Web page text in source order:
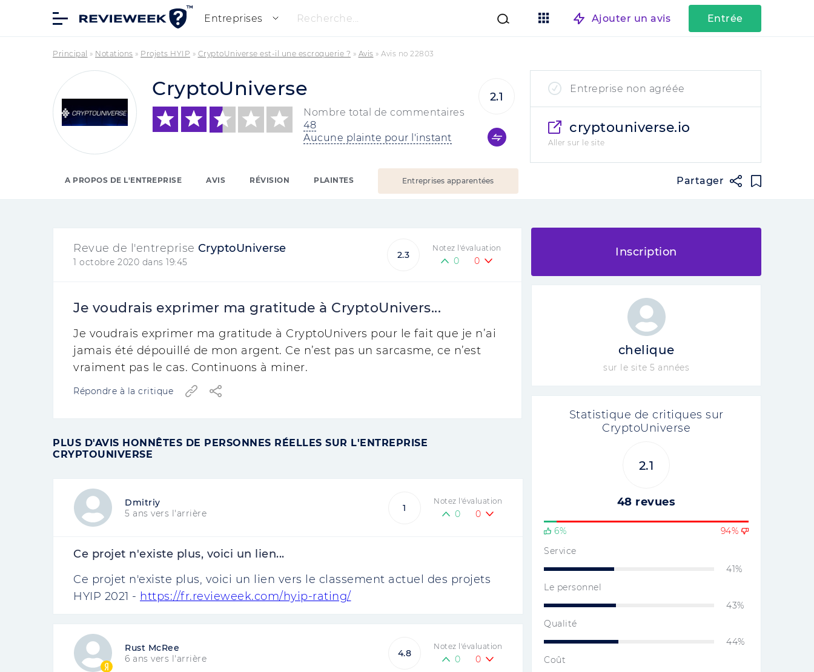
Entreprises Recherche... Ajouter un avis Entrée
Principal » Notations » Projets HYIP » CryptoUniverse est-il une escroquerie ? » Avis » Avis no 22803
CryptoUniverse
Nombre total de commentaires
48
Aucune plainte pour l'instant
2.1
Entreprise non agréée
cryptouniverse.io
Aller sur le site
A PROPOS DE L'ENTREPRISE AVIS RÉVISION PLAINTES Entreprises apparentées Partager
Revue de l'entreprise CryptoUniverse
1 octobre 2020 dans 19:45
2.3
Notez l'évaluation
0 0
Je voudrais exprimer ma gratitude à CryptoUnivers...
Je voudrais exprimer ma gratitude à CryptoUnivers pour le fait que je n’ai
jamais été dépouillé de mon argent. Ce n’est pas un sarcasme, ce n’est
vraiment pas le cas. Continuons à miner.
Répondre à la critique
PLUS D'AVIS HONNÊTES DE PERSONNES RÉELLES SUR L'ENTREPRISE
CRYPTOUNIVERSE
Dmitriy
5 ans vers l'arrière
1
Notez l'évaluation
0 0
Ce projet n'existe plus, voici un lien...
Ce projet n'existe plus, voici un lien vers le classement actuel des projets
HYIP 2021 - https://fr.revieweek.com/hyip-rating/
Rust McRee
6 ans vers l'arrière
4.8
Notez l'évaluation
0 0
Inscription
chelique
sur le site 5 années
Statistique de critiques sur
CryptoUniverse
2.1
48 revues
6%
94%
Service
41%
Le personnel
43%
Qualité
44%
Coût